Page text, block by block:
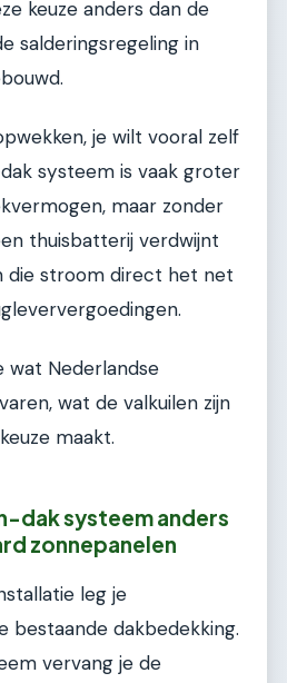
keuze anders dan de
salderingsregeling in
je wilt vooral zelf
systeem is vaak groter
maar zonder
thuisbatterij verdwijnt
die stroom direct het net
wat Nederlandse
wat de valkuilen zijn
maakt.
dak systeem anders
zonnepanelen
leg je
bestaande dakbedekking.
vervang je de